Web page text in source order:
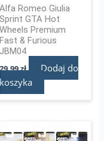
Alfa Romeo Giulia
Sprint GTA Hot
Wheels Premium
Fast & Furious
JBM04
29,99zł
Dodaj do
koszyka